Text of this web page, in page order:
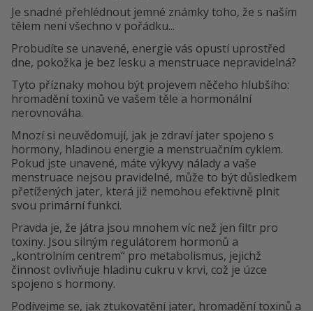
Je snadné přehlédnout jemné známky toho, že s naším
tělem není všechno v pořádku...
Probudíte se unavené, energie vás opustí uprostřed
dne, pokožka je bez lesku a menstruace nepravidelná?
Tyto příznaky mohou být projevem něčeho hlubšího:
hromadění toxinů ve vašem těle a hormonální
nerovnováha.
Mnozí si neuvědomují, jak je zdraví jater spojeno s
hormony, hladinou energie a menstruačním cyklem.
Pokud jste unavené, máte výkyvy nálady a vaše
menstruace nejsou pravidelné, může to být důsledkem
přetížených jater, která již nemohou efektivně plnit
svou primární funkci.
Pravda je, že játra jsou mnohem víc než jen filtr pro
toxiny. Jsou silným regulátorem hormonů a
„kontrolním centrem“ pro metabolismus, jejichž
činnost ovlivňuje hladinu cukru v krvi, což je úzce
spojeno s hormony.
Podívejme se, jak ztukovatění jater, hromadění toxinů a